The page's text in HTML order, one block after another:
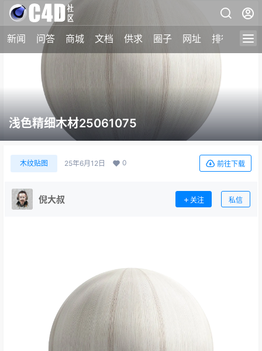
新闻 问答 商城 文档 供求 圈子 网址 排行榜
浅色精细木材25061075
木纹贴图 25年6月12日 0 前往下载
倪大叔 关注 私信